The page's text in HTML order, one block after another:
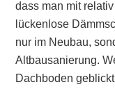
dass man mit
lückenlose
nur im Neubau,
Altbausanierung.
Dachboden